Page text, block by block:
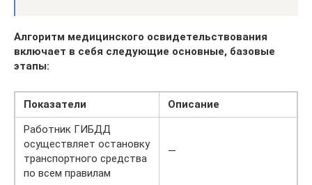
Алгоритм медицинского освидетельствования
включает в себя следующие основные, базовые
этапы:
Показатели
Описание
Работник ГИБДД
осуществляет остановку
транспортного средства
по всем правилам
—